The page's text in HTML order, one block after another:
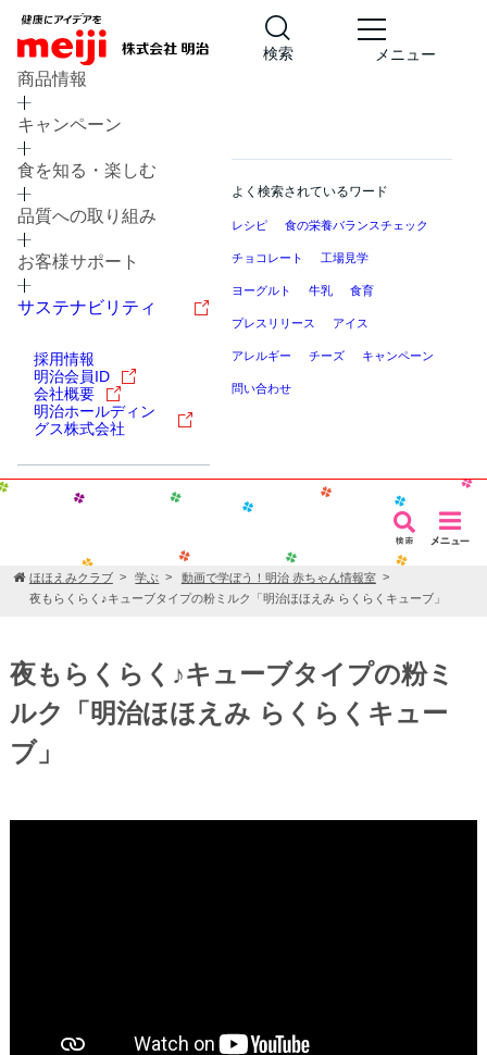
検索 メニュー
商品情報
キャンペーン
食を知る・楽しむ
品質への取り組み
お客様サポート
サステナビリティ
採用情報
明治会員ID
会社概要
明治ホールディン
グス株式会社
よく検索されているワード
レシピ 食の栄養バランスチェック
チョコレート 工場見学
ヨーグルト 牛乳 食育
プレスリリース アイス
アレルギー チーズ キャンペーン
問い合わせ
ほほえみクラブ 学ぶ
動画で学ぼう！明治 赤ちゃん情報室
夜もらくらく♪キューブタイプの粉ミルク「明治ほほえみ らくらくキューブ」
夜もらくらく♪キューブタイプの粉ミ
ルク「明治ほほえみ らくらくキュー
ブ」